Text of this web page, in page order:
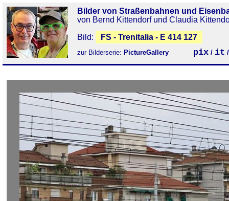
Bilder von Straßenbahnen und
von Bernd Kittendorf und Claudia
Bild:
FS - Trenitalia - E 414 127
zur Bilderserie: PictureGallery pix / it